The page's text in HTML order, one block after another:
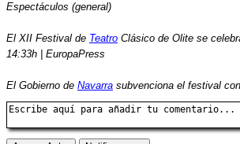
Espectáculos (general)
El XII Festival de Teatro Clásico de Olite se
14:33h | EuropaPress
El Gobierno de Navarra subvenciona el festival